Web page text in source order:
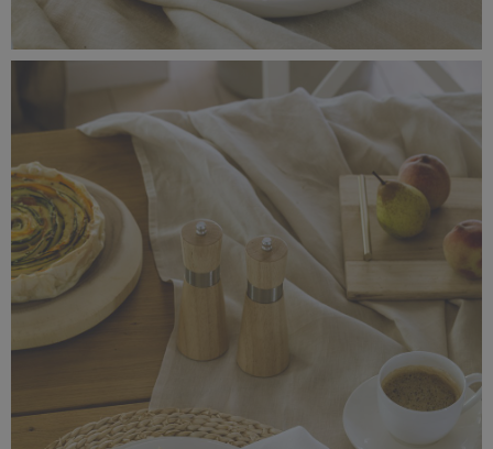
_56A1414.jpg
3,9 MB